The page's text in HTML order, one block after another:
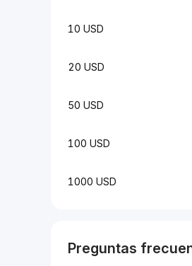
10 USD
20 USD
50 USD
100 USD
1000 USD
Preguntas